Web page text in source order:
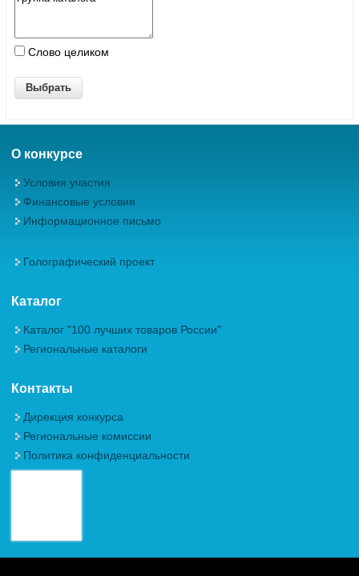
Слово целиком
О конкурсе
Условия участия
Финансовые условия
Информационное письмо
Голографический проект
Каталог
Каталог "100 лучших товаров России"
Региональные каталоги
Контакты
Дирекция конкурса
Региональные комиссии
Политика конфиденциальности